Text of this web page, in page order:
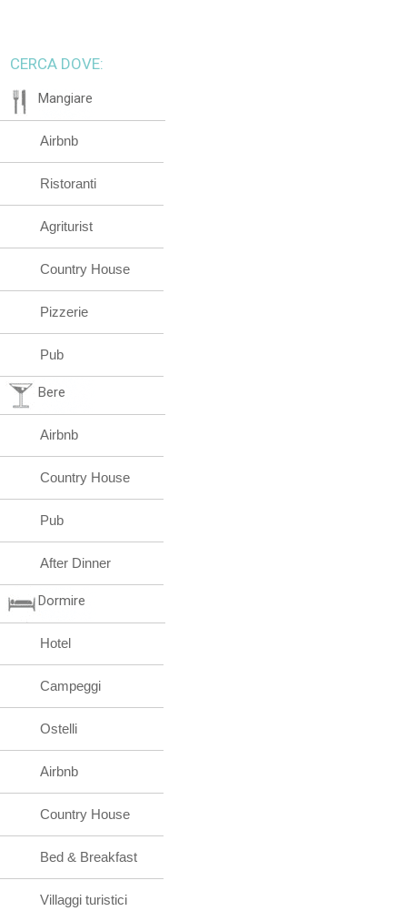
CERCA DOVE:
Mangiare
Airbnb
Ristoranti
Agriturist
Country House
Pizzerie
Pub
Bere
Airbnb
Country House
Pub
After Dinner
Dormire
Hotel
Campeggi
Ostelli
Airbnb
Country House
Bed & Breakfast
Villaggi turistici